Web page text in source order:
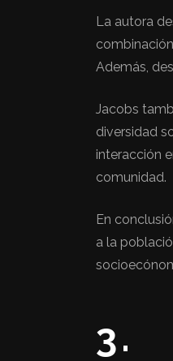
La autora
Además,
Jacobs
diversidad
interacción
comunidad.
En
a la
3.